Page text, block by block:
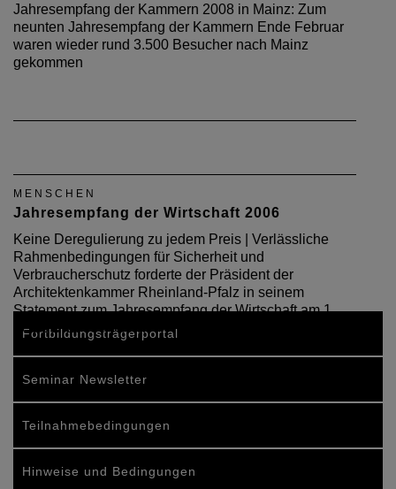
Jahresempfang der Kammern 2008 in Mainz: Zum
neunten Jahresempfang der Kammern Ende Februar
waren wieder rund 3.500 Besucher nach Mainz
gekommen
MENSCHEN
Jahresempfang der Wirtschaft 2006
Keine Deregulierung zu jedem Preis | Verlässliche
Rahmenbedingungen für Sicherheit und
Verbraucherschutz forderte der Präsident der
Architektenkammer Rheinland-Pfalz in seinem
Statement zum Jahresempfang der Wirtschaft am 1.
Februar 2006 in der…
Fortbildungsträgerportal
Seminar Newsletter
Teilnahmebedingungen
Hinweise und Bedingungen